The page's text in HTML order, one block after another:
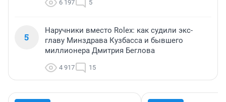
6 197 5
5
Наручники вместо Rolex: как судили экс-
главу Минздрава Кузбасса и бывшего
миллионера Дмитрия Беглова
4 917 15